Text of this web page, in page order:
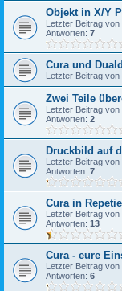
Objekt in X/Y
Letzter Beitrag von
Antworten: 7
Cura und
Letzter Beitrag von
Zwei Teile
Letzter Beitrag von
Antworten: 2
Druckbild auf
Letzter Beitrag von
Antworten: 7
Cura in
Letzter Beitrag von
Antworten: 13
Cura - eure
Letzter Beitrag von
Antworten: 6